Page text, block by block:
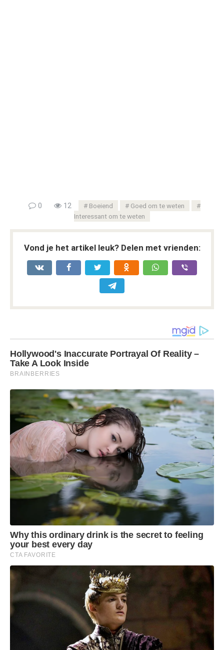
0 12 Boeiend
Goed om te weten
Interessant om te weten
Vond je het artikel leuk? Delen met vrienden: